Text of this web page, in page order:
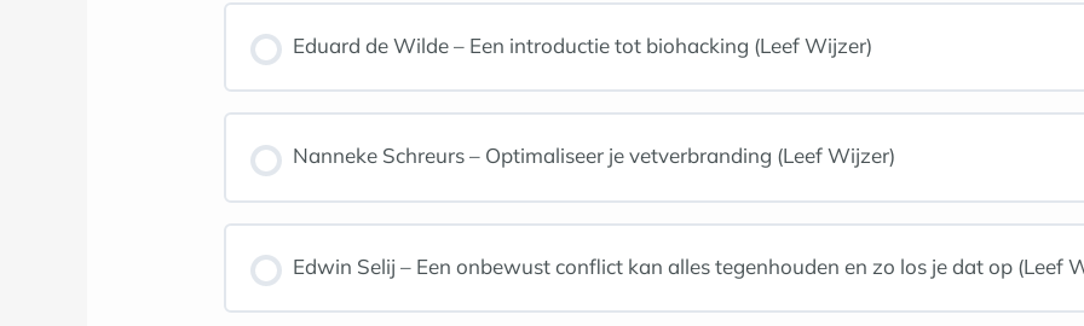
Eduard de Wilde – Een introductie tot biohacking (Leef Wijzer)
Nanneke Schreurs – Optimaliseer je vetverbranding (Leef Wijzer)
Edwin Selij – Een onbewust conflict kan alles tegenhouden en zo los je dat op (Leef